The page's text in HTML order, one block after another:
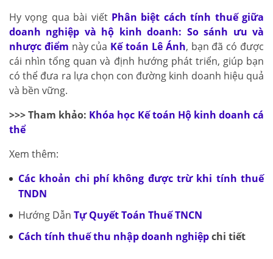
Hy vọng qua bài viết Phân biệt cách tính thuế giữa
doanh nghiệp và hộ kinh doanh: So sánh ưu và
nhược điểm này của Kế toán Lê Ánh, bạn đã có được
cái nhìn tổng quan và định hướng phát triển, giúp bạn
có thể đưa ra lựa chọn con đường kinh doanh hiệu quả
và bền vững.
>>> Tham khảo: Khóa học Kế toán Hộ kinh doanh cá
thể
Xem thêm:
Các khoản chi phí không được trừ khi tính thuế
TNDN
Hướng Dẫn Tự Quyết Toán Thuế TNCN
Cách tính thuế thu nhập doanh nghiệpchi tiết